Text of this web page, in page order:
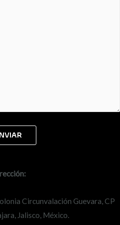
Circunvalación Guevara, CP
Jalisco, México.